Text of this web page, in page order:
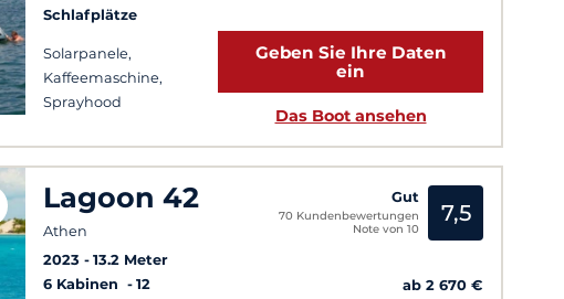
Schlafplätze
Solarpanele,
Kaffeemaschine,
Sprayhood
Geben Sie Ihre Daten
ein
Das Boot ansehen
Lagoon 42
Athen
2023
13.2 Meter
6 Kabinen
12
Gut
70 Kundenbewertungen
Note von 10
7,5
ab 2 670 €